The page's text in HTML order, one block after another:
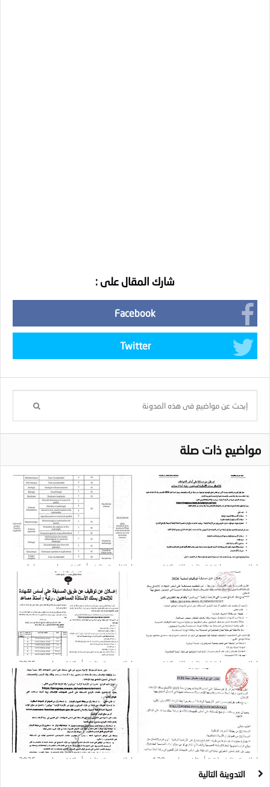
شارك المقال على :
Facebook
Twitter
مواضيع ذات صلة
اعلان عن مسابقة توظيف الاساتذة
المساعدين بعنوان سنة 2026
إعلانات توظيف أساتذة مساعدين وباحثين :
اعلان عن مسابقة توظيف الاساتذة
المساعدين بعنوان سنة 2026
إعلان توظيف لرتبة أستاذ مساعد : 129
منصبالتدوينة التالية